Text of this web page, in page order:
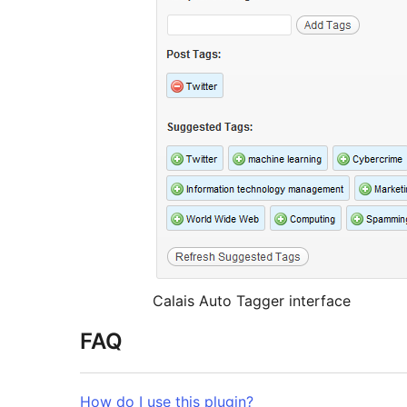
Calais Auto Tagger interface
FAQ
How do I use this plugin?